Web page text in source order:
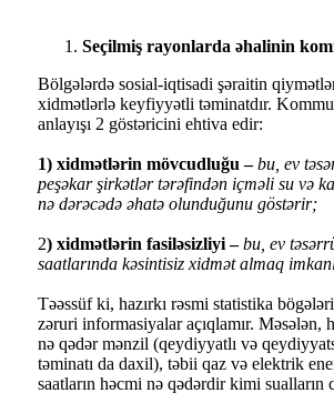
Seçilmiş rayonlarda əhalinin
Bölgələrdə sosial-iqtisadi şəraitin
xidmətlərlə keyfiyyətli təminatdır.
anlayışı 2 göstəricini ehtiva edir:
1) xidmətlərin mövcudluğu – bu, ev
peşəkar şirkətlər tərəfindən içməli su və
nə dərəcədə əhatə olunduğunu göstərir;
2) xidmətlərin fasiləsizliyi – bu, ev
saatlarında kəsintisiz xidmət almaq
Təəssüf ki, hazırkı rəsmi statistika
zəruri informasiyalar açıqlamır.
nə qədər mənzil (qeydiyyatlı və
təminatı da daxil), təbii qaz və elektrik
saatların həcmi nə qədərdir kimi sualların